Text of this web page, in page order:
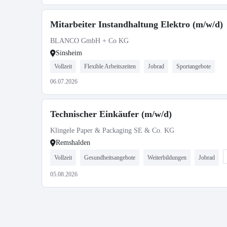
Mitarbeiter Instandhaltung Elektro (m/w/d)
BLANCO GmbH + Co KG
Sinsheim
Vollzeit Flexible Arbeitszeiten Jobrad Sportangebote
06.07.2026
Technischer Einkäufer (m/w/d)
Klingele Paper & Packaging SE & Co. KG
Remshalden
Vollzeit Gesundheitsangebote Weiterbildungen Jobrad
05.08.2026